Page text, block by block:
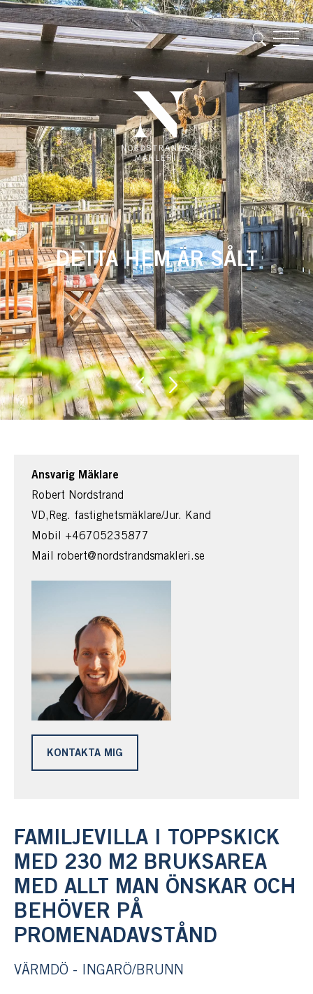
DETTA HEM ÄR SÅLT
FAMILJEVILLA I TOPPSKICK
MED 230 M2 BRUKSAREA
MED ALLT MAN ÖNSKAR OCH
BEHÖVER PÅ
PROMENADAVSTÅND
VÄRMDÖ - INGARÖ/BRUNN
KONTAKTA MIG
Ansvarig Mäklare
Robert Nordstrand
VD,Reg. fastighetsmäklare/Jur. Kand
Mobil +46705235877
Mail robert@nordstrandsmakleri.se